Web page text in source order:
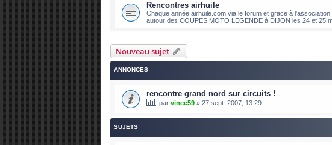
Rencontres airhuile
Chaque année airhuile.com via le forum et grace à
autour des COUPES MOTO LEGENDE à DIJON les 24 et 25
Nouveau sujet
ANNONCES
rencontre grand nord sur circuits !
par vince59 » 27 sept. 2007, 13:29
SUJETS